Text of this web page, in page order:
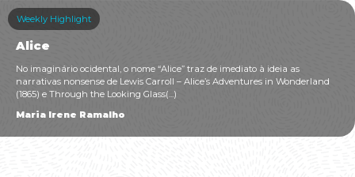
Weekly Highlight
Alice
No imaginário ocidental, o nome “Alice” traz de imediato à ideia as
narrativas nonsense de Lewis Carroll – Alice’s Adventures in Wonderland
(1865) e Through the Looking Glass(...)
Maria Irene Ramalho